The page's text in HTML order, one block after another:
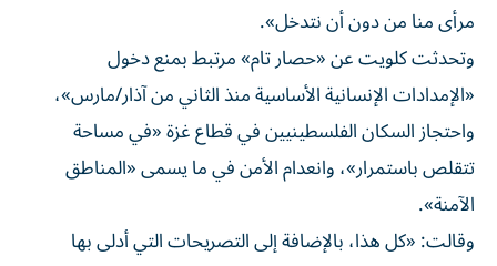
مرأى منا من دون أن نتدخل».
وتحدثت كلويت عن «حصار تام» مرتبط بمنع دخول
«الإمدادات الإنسانية الأساسية منذ الثاني من آذار/مارس»،
واحتجاز السكان الفلسطينيين في قطاع غزة «في مساحة
تتقلص باستمرار»، وانعدام الأمن في ما يسمى «المناطق
الآمنة».
وقالت: «كل هذا، بالإضافة إلى التصريحات التي أدلى بها